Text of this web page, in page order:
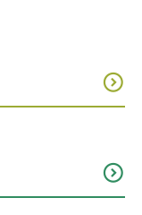
expand_circle_down
expand_circle_down